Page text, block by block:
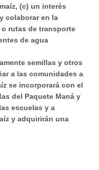
(c) un interés
colaborar en la
rutas de transporte
de agua
semillas y otros
a las comunidades a
se incorporará con el
del Paquete Maná y
escuelas y a
y adquirirán una